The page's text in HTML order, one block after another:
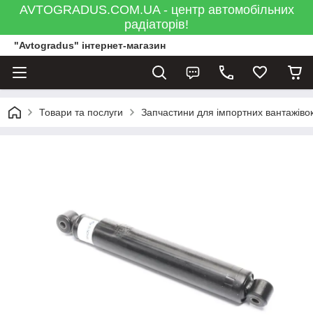
AVTOGRADUS.COM.UA - центр автомобільних
радіаторів!
"Avtogradus" інтернет-магазин
Товари та послуги Запчастини для імпортних